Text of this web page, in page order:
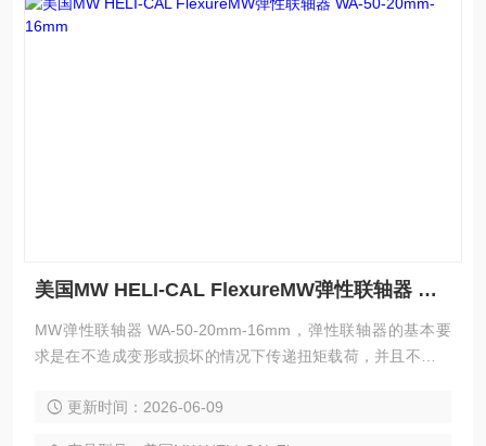
美国MW HELI-CAL FlexureMW弹性联轴器 WA-50-20mm-16mm
MW弹性联轴器 WA-50-20mm-16mm，弹性联轴器的基本要
求是在不造成变形或损坏的情况下传递扭矩载荷，并且不向驱
的错位和设计标准、材料规格和服务系数确定 HELI-CAL Flex
更新时间：2026-06-09